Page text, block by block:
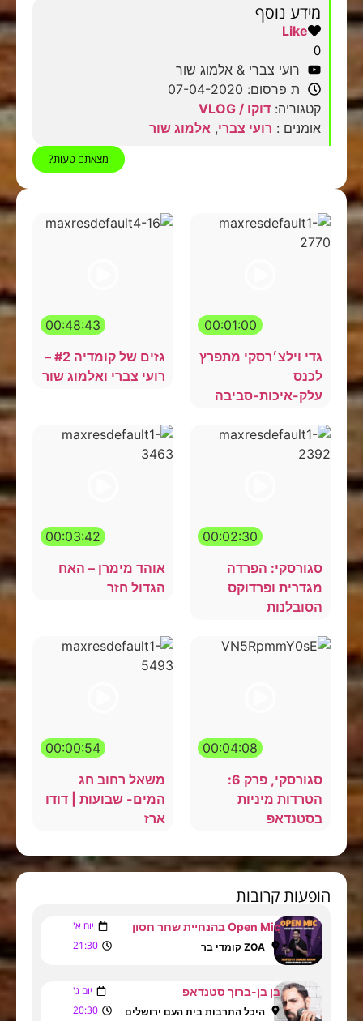
מידע נוסף
Like
0
רועי צברי & אלמוג שור
ת פרסום: 07-04-2020
קטגוריה: דוקו / VLOG
אומנים : רועי צברי, אלמוג שור
מצאתם טעות?
00:01:00
גדי וילצ׳רסקי מתפרץ
לכנס
עלק-איכות-סביבה
00:48:43
גזים של קומדיה #2 –
רועי צברי ואלמוג שור
00:02:30
סגורסקי: הפרדה
מגדרית ופרדוקס
הסובלנות
00:03:42
אוהד מימרן – האח
הגדול חזר
00:04:08
סגורסקי, פרק 6:
הטרדות מיניות
בסטנדאפ
00:00:54
משאל רחוב חג
המים- שבועות | דודו
ארז
הופעות קרובות
Open Mic בהנחיית שחר חסון יום א'
ZOA קומדי בר 21:30
בן בן-ברוך סטנדאפ יום ג'
היכל התרבות בית העם ירושלים 20:30